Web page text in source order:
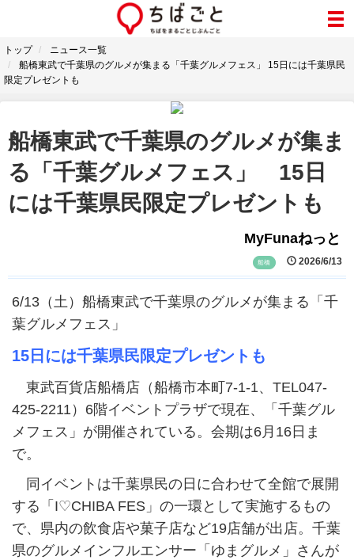
トップ
ニュース一覧
船橋東武で千葉県のグルメが集まる「千葉グルメフェス」 15日には千葉県民
限定プレゼントも
船橋東武で千葉県のグルメが集ま
る「千葉グルメフェス」 15日
には千葉県民限定プレゼントも
MyFunaねっと
船橋 2026/6/13
6/13（土）船橋東武で千葉県のグルメが集まる「千
葉グルメフェス」
15日には千葉県民限定プレゼントも
東武百貨店船橋店（船橋市本町7-1-1、TEL047-
425-2211）6階イベントプラザで現在、「千葉グル
メフェス」が開催されている。会期は6月16日ま
で。
同イベントは千葉県民の日に合わせて全館で展開
する「I♡CHIBA FES」の一環として実施するもの
で、県内の飲食店や菓子店など19店舗が出店。千葉
県のグルメインフルエンサー「ゆまグルメ」さんが